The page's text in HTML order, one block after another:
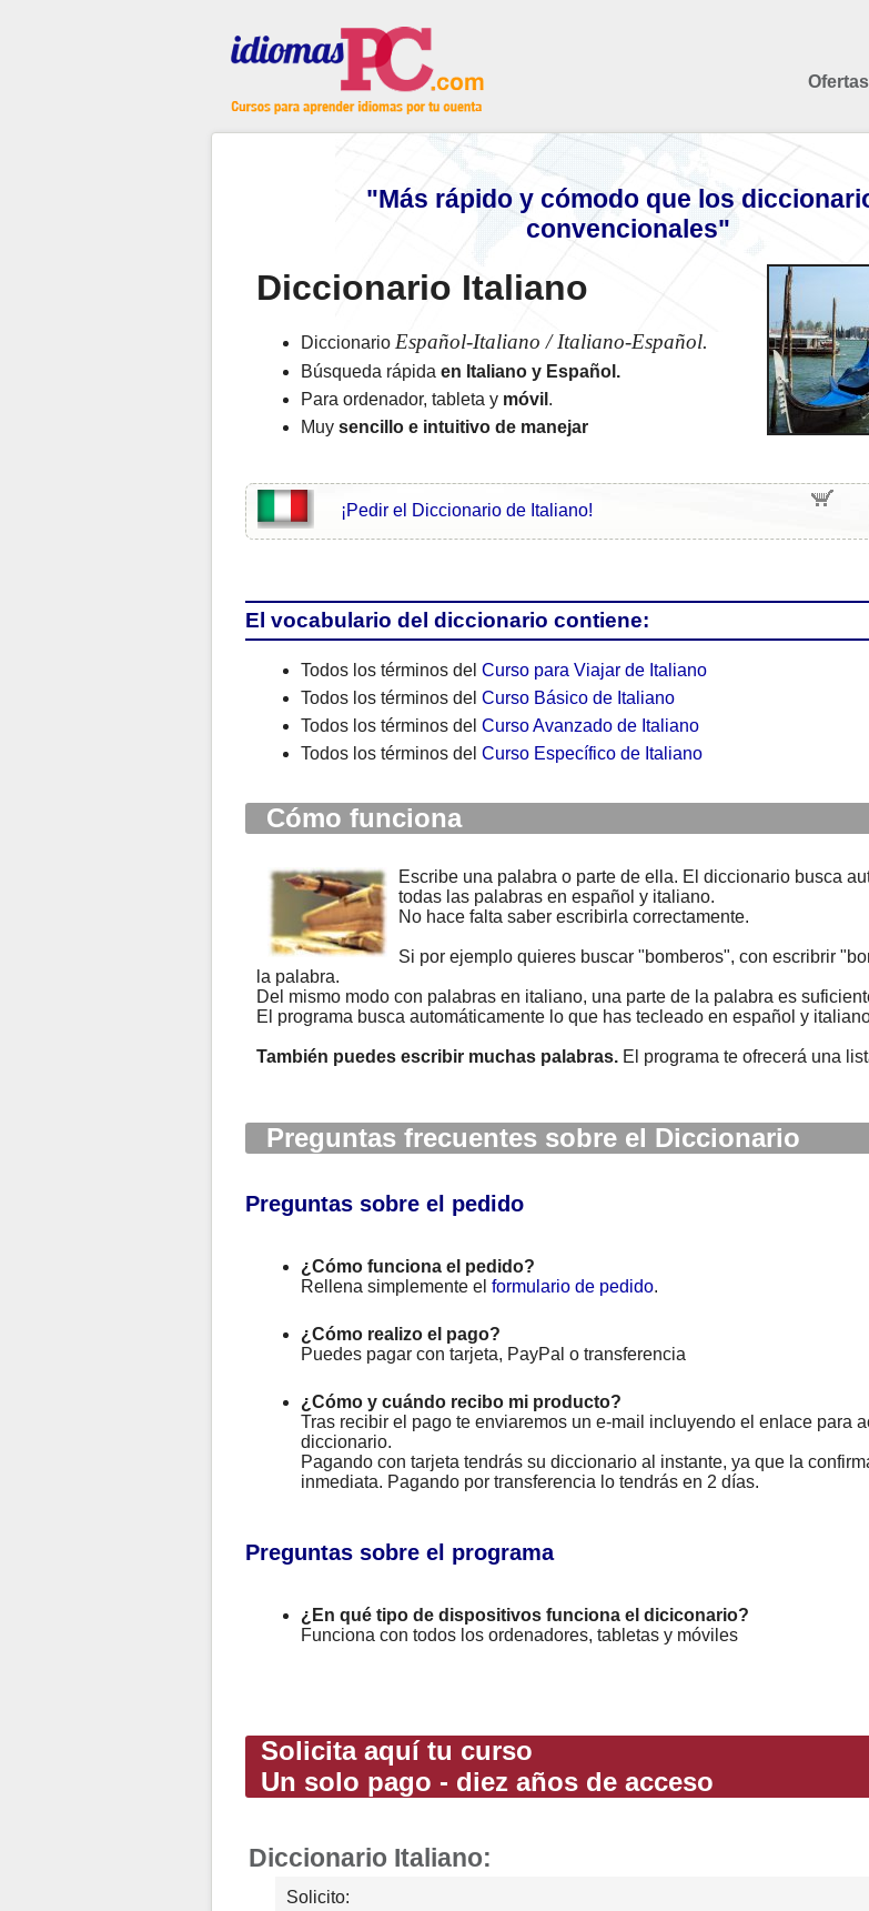
"Más rápido y cómodo que los
convencionales"
Diccionario Italiano
Diccionario Español-Italiano / Italiano-Español.
Búsqueda rápida en Italiano y Español.
Para ordenador, tableta y móvil .
Muy sencillo e intuitivo de manejar
¡Pedir el Diccionario de Italiano!
El vocabulario del diccionario contiene:
Todos los términos del Curso para Viajar de Italiano
Todos los términos del Curso Básico de Italiano
Todos los términos del Curso Avanzado de Italiano
Todos los términos del Curso Específico de Italiano
Cómo funciona
Escribe una palabra o parte de ella. El diccionario busca
todas las palabras en español y italiano.
No hace falta saber escribirla correctamente.
Si por ejemplo quieres buscar "bomberos", con escribrir
la palabra.
Del mismo modo con palabras en italiano, una parte de la palabra es
El programa busca automáticamente lo que has tecleado en español y
También puedes escribir muchas palabras.El programa te ofrecerá una
Preguntas frecuentes sobre el Diccionario
Preguntas sobre el pedido
¿Cómo funciona el pedido?
Rellena simplemente el formulario de pedido.
¿Cómo realizo el pago?
Puedes pagar con tarjeta, PayPal o transferencia
¿Cómo y cuándo recibo mi producto?
Tras recibir el pago te enviaremos un e-mail incluyendo el enlace para
diccionario.
Pagando con tarjeta tendrás su diccionario al instante, ya que la
inmediata. Pagando por transferencia lo tendrás en 2 días.
Preguntas sobre el programa
¿En qué tipo de dispositivos funciona el diciconario?
Funciona con todos los ordenadores, tabletas y móviles
Solicita aquí tu curso
Un solo pago - diez años de acceso
Diccionario Italiano:
Solicito: